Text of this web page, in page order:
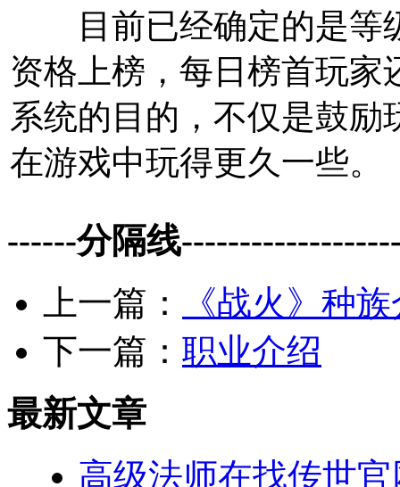
目前已经确定的是等
资格上榜，每日榜首玩家
系统的目的，不仅是鼓
在游戏中玩得更久一些。
------分隔线
上一篇：
《战火》种
下一篇： 职业介绍
最新文章
高级法师在找传世